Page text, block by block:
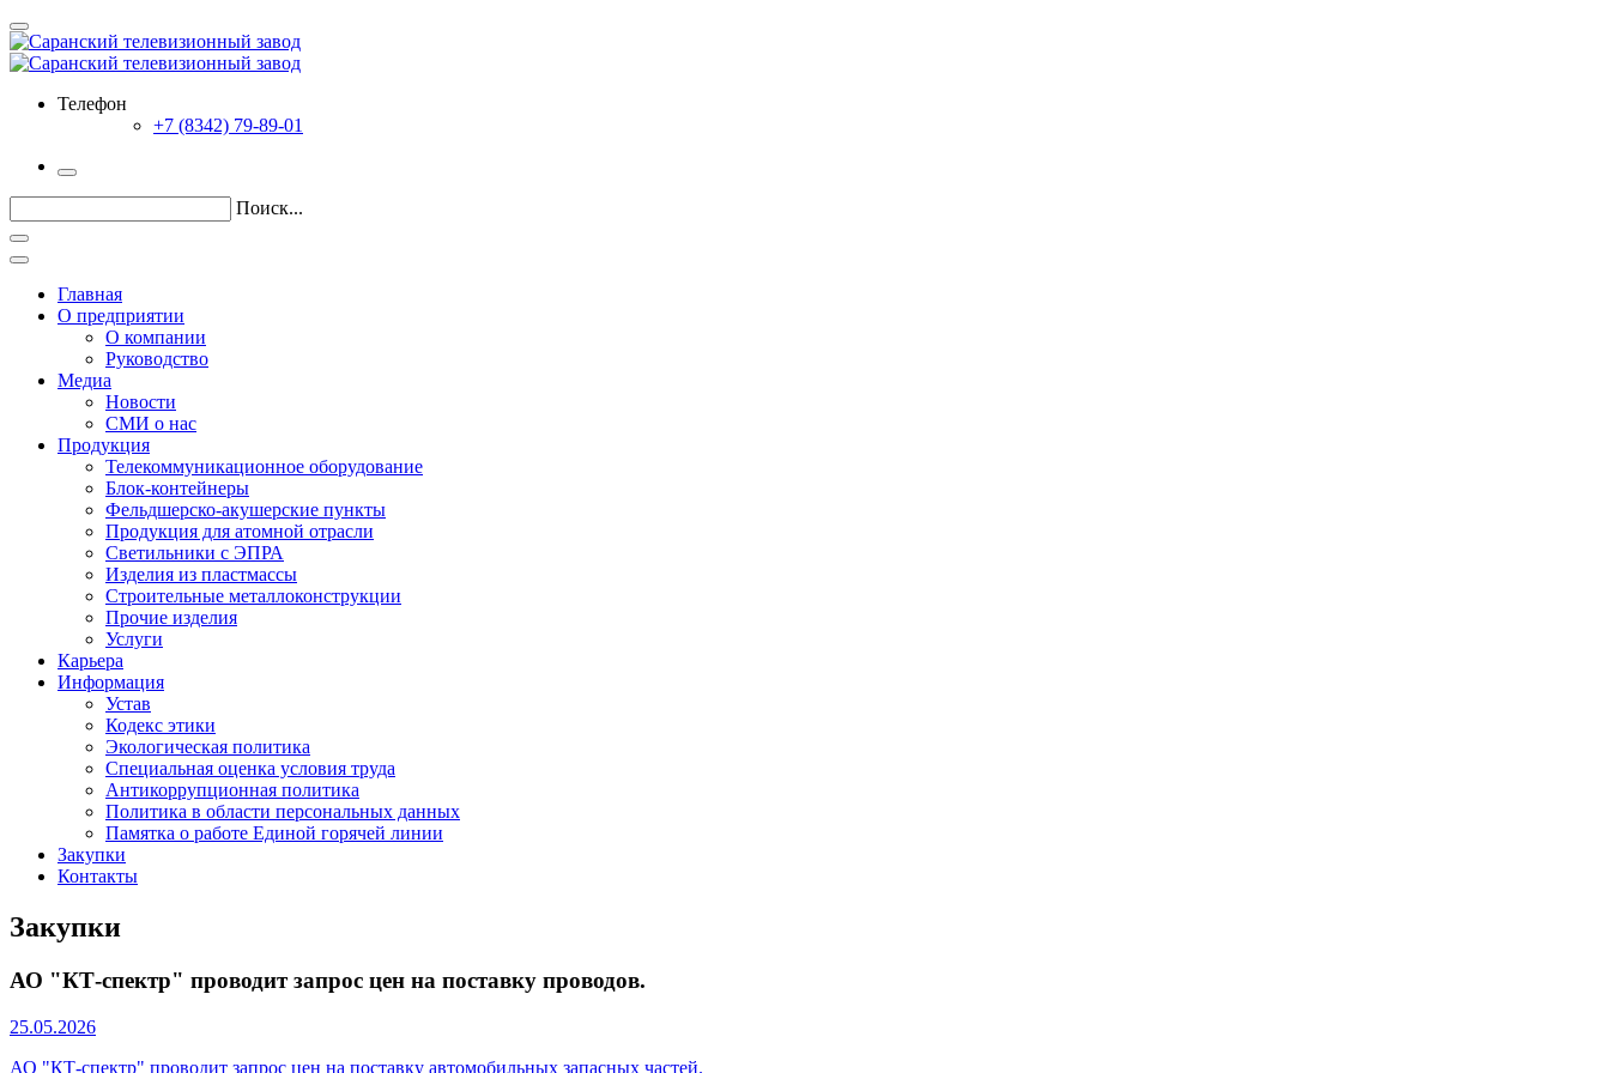
Телефон
+7 (8342) 79-89-01
Поиск...
Главная
О предприятии
О компании
Руководство
Медиа
Новости
СМИ о нас
Продукция
Телекоммуникационное оборудование
Блок-контейнеры
Фельдшерско-акушерские пункты
Продукция для атомной отрасли
Светильники с ЭПРА
Изделия из пластмассы
Строительные металлоконструкции
Прочие изделия
Услуги
Карьера
Информация
Устав
Кодекс этики
Экологическая политика
Специальная оценка условия труда
Антикоррупционная политика
Политика в области персональных данных
Памятка о работе Единой горячей линии
Закупки
Контакты
Закупки
АО "КТ-спектр" проводит запрос цен на поставку проводов.
25.05.2026
АО "КТ-спектр" проводит запрос цен на поставку автомобильных запасных частей.